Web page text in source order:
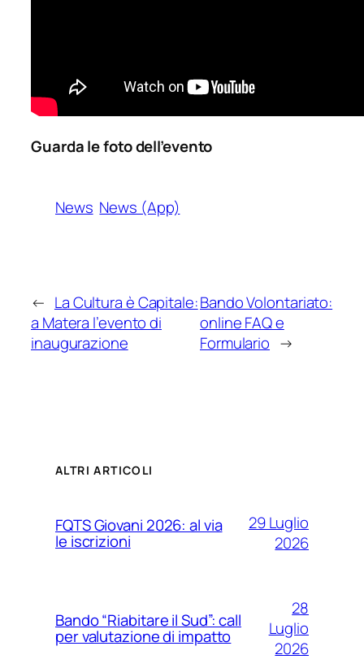
Guarda le foto dell’evento
News News (App)
← La Cultura è Capitale:
a Matera l’evento di
inaugurazione
Bando Volontariato:
online FAQ e
Formulario →
ALTRI ARTICOLI
FQTS Giovani 2026: al via
le iscrizioni
29 Luglio
2026
Bando “Riabitare il Sud”: call
per valutazione di impatto
28
Luglio
2026